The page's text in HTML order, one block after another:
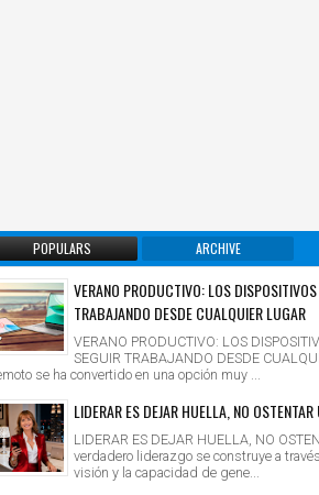
POPULARS ARCHIVE
VERANO PRODUCTIVO: LOS
TRABAJANDO DESDE CUALQUIER LUGAR
VERANO PRODUCTIVO: LOS
SEGUIR TRABAJANDO DESDE
se ha convertido en una opción muy ...
LIDERAR ES DEJAR HUELLA, NO
LIDERAR ES DEJAR HUELLA, NO
verdadero liderazgo se construye a
visión y la capacidad de gene...